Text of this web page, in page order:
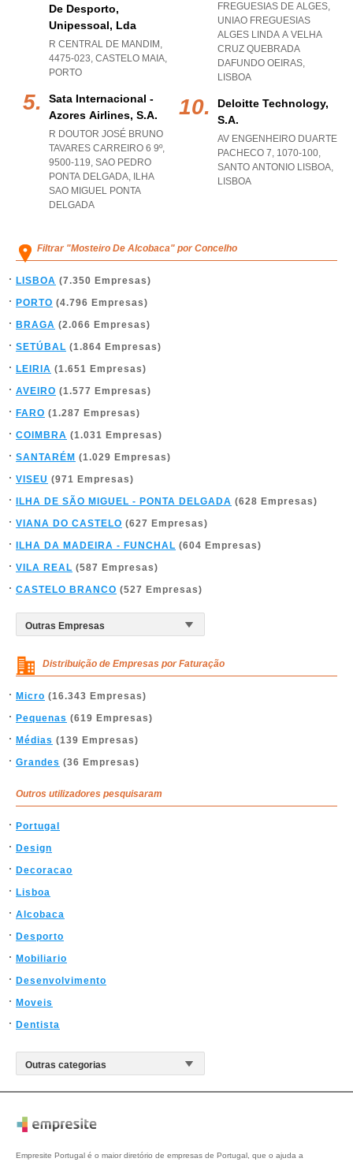
De Desporto,
Unipessoal, Lda
R CENTRAL DE MANDIM,
4475-023, CASTELO MAIA,
PORTO
Sata Internacional -
Azores Airlines, S.a.
R DOUTOR JOSÉ BRUNO
TAVARES CARREIRO 6 9º,
9500-119, SAO PEDRO
PONTA DELGADA, ILHA
SAO MIGUEL PONTA
DELGADA
FREGUESIAS DE ALGES,
UNIAO FREGUESIAS
ALGES LINDA A VELHA
CRUZ QUEBRADA
DAFUNDO OEIRAS,
LISBOA
Deloitte Technology,
S.a.
AV ENGENHEIRO DUARTE
PACHECO 7, 1070-100,
SANTO ANTONIO LISBOA,
LISBOA
Filtrar "Mosteiro De Alcobaca" por Concelho
LISBOA (7.350 Empresas)
PORTO (4.796 Empresas)
BRAGA (2.066 Empresas)
SETÚBAL (1.864 Empresas)
LEIRIA (1.651 Empresas)
AVEIRO (1.577 Empresas)
FARO (1.287 Empresas)
COIMBRA (1.031 Empresas)
SANTARÉM (1.029 Empresas)
VISEU (971 Empresas)
ILHA DE SÃO MIGUEL - PONTA DELGADA (628 Empresas)
VIANA DO CASTELO (627 Empresas)
ILHA DA MADEIRA - FUNCHAL (604 Empresas)
VILA REAL (587 Empresas)
CASTELO BRANCO (527 Empresas)
Distribuição de Empresas por Faturação
Micro (16.343 Empresas)
Pequenas (619 Empresas)
Médias (139 Empresas)
Grandes (36 Empresas)
Outros utilizadores pesquisaram
Portugal
Design
Decoracao
Lisboa
Alcobaca
Desporto
Mobiliario
Desenvolvimento
Moveis
Dentista
Empresite Portugal é o maior diretório de empresas de Portugal, que o ajuda a